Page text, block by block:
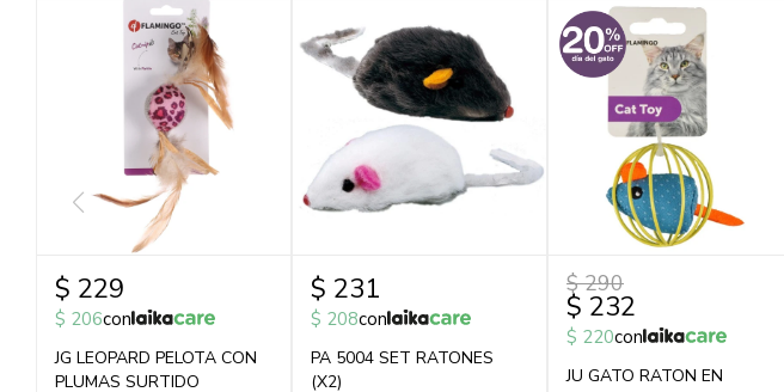
$ 229
$ 206con
JG LEOPARD PELOTA CON
PLUMAS SURTIDO
$ 231
$ 208con
PA 5004 SET RATONES
(X2)
$ 232
$ 290
$ 220con
JU GATO RATON EN